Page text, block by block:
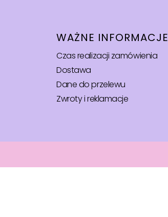
WAŻNE INFORMACJE
Czas realizacji zamówienia
Dostawa
Dane do przelewu
Zwroty i reklamacje